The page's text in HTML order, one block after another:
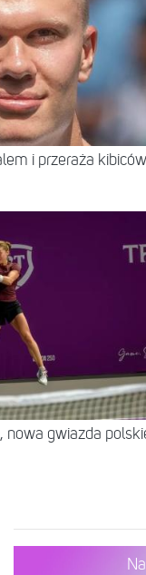
i przeraża
nowa gwiazda